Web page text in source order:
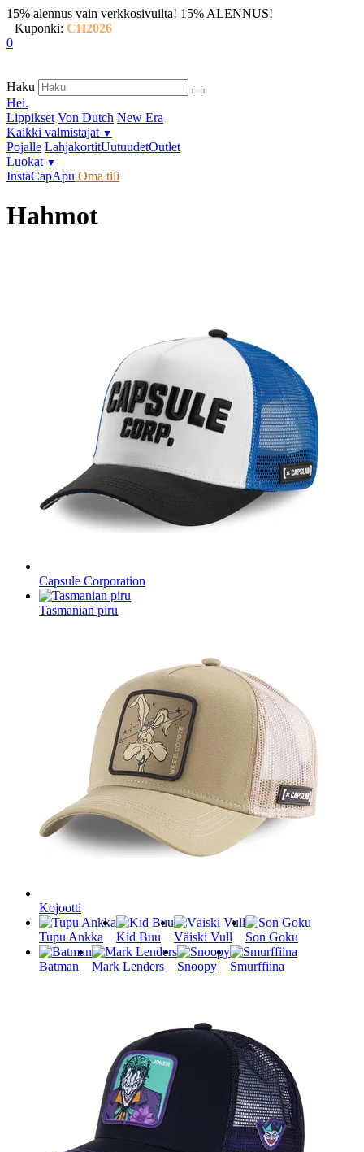
15% alennus vain verkkosivuilta! 15% ALENNUS!
Kuponki: CH2026
0
Haku
Hei.
Lippikset Von Dutch New Era
Kaikki valmistajat ▼
Pojalle LahjakortitUutuudetOutlet
Luokat ▼
InstaCapApu Oma tili
Hahmot
Capsule Corporation
Tasmanian piru
Kojootti
Tupu Ankka Kid Buu Väiski Vull Son Goku
Batman Mark Lenders Snoopy Smurffiina